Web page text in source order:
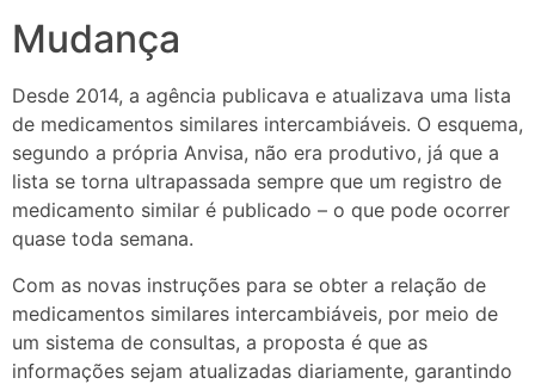
Mudança
Desde 2014, a agência publicava e atualizava uma lista
de medicamentos similares intercambiáveis. O esquema,
segundo a própria Anvisa, não era produtivo, já que a
lista se torna ultrapassada sempre que um registro de
medicamento similar é publicado – o que pode ocorrer
quase toda semana.
Com as novas instruções para se obter a relação de
medicamentos similares intercambiáveis, por meio de
um sistema de consultas, a proposta é que as
informações sejam atualizadas diariamente, garantindo